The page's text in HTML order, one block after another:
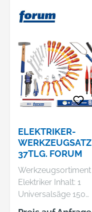
ELEKTRIKER-
WERKZEUGSATZ
37TLG. FORUM
Werkzeugsortiment
Elektriker Inhalt: 1
Universalsäge 150